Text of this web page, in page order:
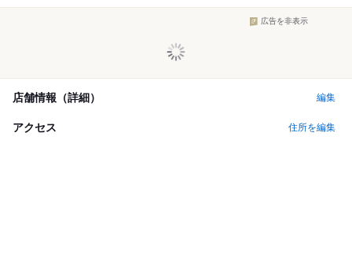
広告を非表示
店舗情報（詳細） 編集
アクセス 住所を編集